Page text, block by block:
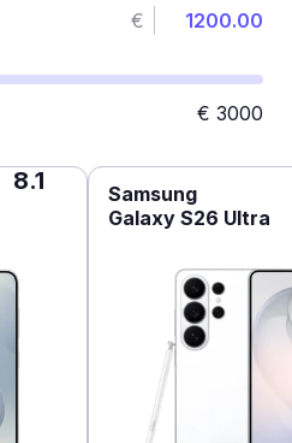
€
€ 3000
8.1
Samsung
Galaxy S26 Ultra